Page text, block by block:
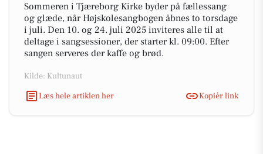
Sommeren i Tjæreborg Kirke byder på fællessang
og glæde, når Højskolesangbogen åbnes to torsdage
i juli. Den 10. og 24. juli 2025 inviteres alle til at
deltage i sangsessioner, der starter kl. 09:00. Efter
sangen serveres der kaffe og brød.
Kilde: Kultunaut
Læs hele artiklen her
Kopiér link